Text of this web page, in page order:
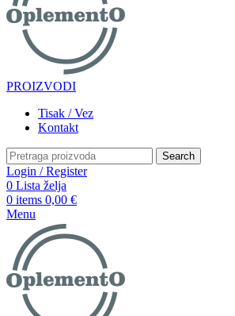
PROIZVODI
Tisak / Vez
Kontakt
Search
Login / Register
0 Lista želja
0 items 0,00 €
Menu